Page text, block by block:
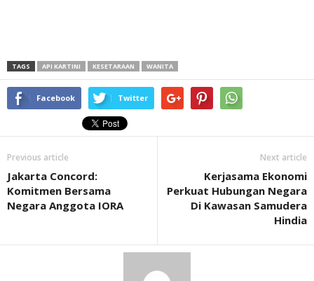
TAGS API KARTINI KESETARAAN WANITA
Facebook Twitter
Previous article
Jakarta Concord:
Komitmen Bersama
Negara Anggota IORA
Next article
Kerjasama Ekonomi
Perkuat Hubungan Negara
Di Kawasan Samudera
Hindia